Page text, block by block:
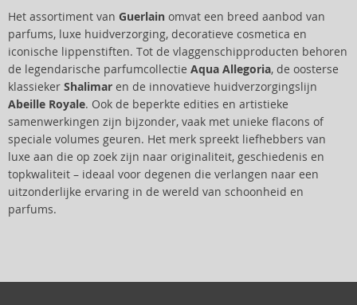
Het assortiment van Guerlain omvat een breed aanbod van
parfums, luxe huidverzorging, decoratieve cosmetica en
iconische lippenstiften. Tot de vlaggenschipproducten behoren
de legendarische parfumcollectie Aqua Allegoria, de oosterse
klassieker Shalimar en de innovatieve huidverzorgingslijn
Abeille Royale. Ook de beperkte edities en artistieke
samenwerkingen zijn bijzonder, vaak met unieke flacons of
speciale volumes geuren. Het merk spreekt liefhebbers van
luxe aan die op zoek zijn naar originaliteit, geschiedenis en
topkwaliteit – ideaal voor degenen die verlangen naar een
uitzonderlijke ervaring in de wereld van schoonheid en
parfums.